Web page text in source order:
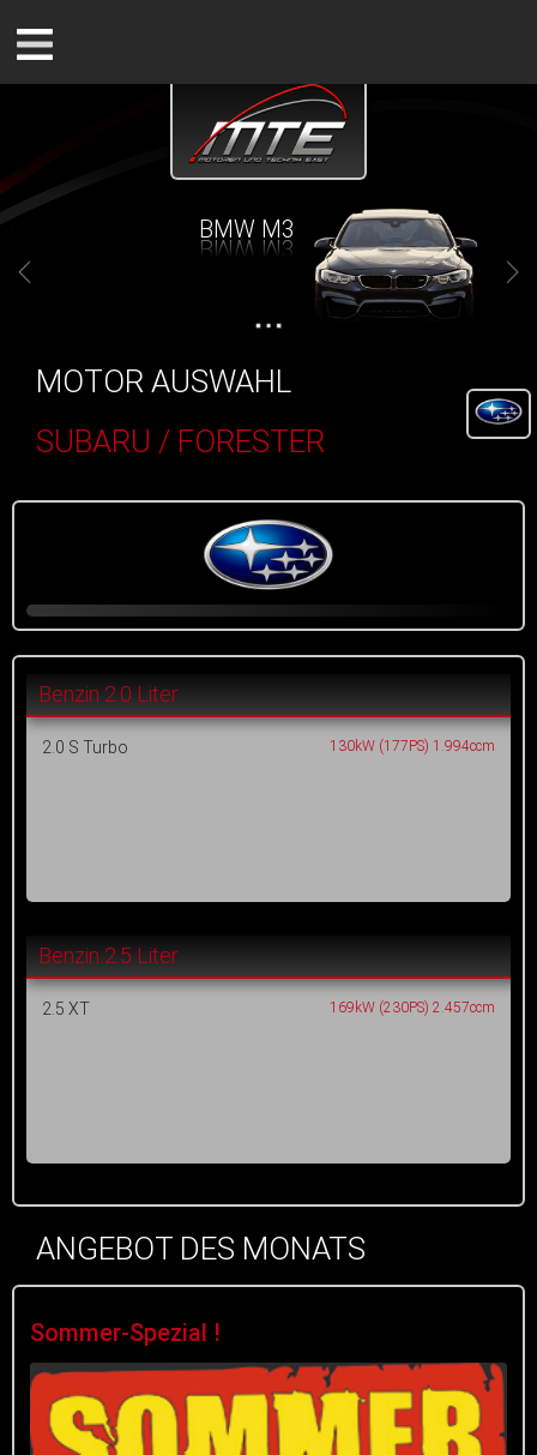
BMW M3
MOTOR AUSWAHL
SUBARU / FORESTER
Benzin 2.0 Liter
2.0 S Turbo 130kW (177PS) 1.994ccm
Benzin 2.5 Liter
2.5 XT 169kW (230PS) 2.457ccm
ANGEBOT DES MONATS
Sommer-Spezial !